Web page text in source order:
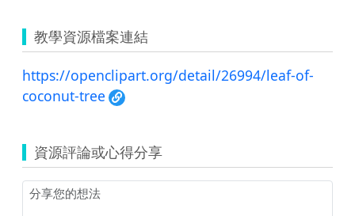
教學資源檔案連結
https://openclipart.org/detail/26994/leaf-of-
coconut-tree
資源評論或心得分享